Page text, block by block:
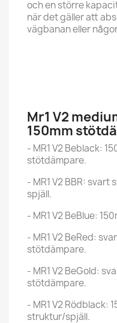
och en större
när det gäller att
vägbanan eller
Mr1 V2
150mm
- MR1 V2 Beblack:
stötdämpare.
- MR1 V2 BBR:
spjäll.
- MR1 V2 BeBlue:
- MR1 V2 BeRed:
stötdämpare.
- MR1 V2 BeGold:
stötdämpare.
- MR1 V2 Rödblack:
struktur/spjäll.